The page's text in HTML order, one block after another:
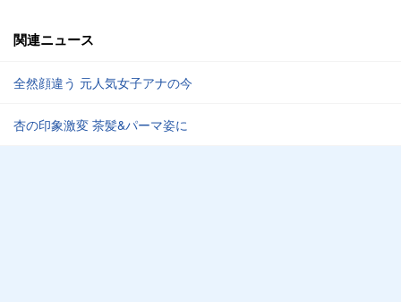
関連ニュース
全然顔違う 元人気女子アナの今
杏の印象激変 茶髪&パーマ姿に